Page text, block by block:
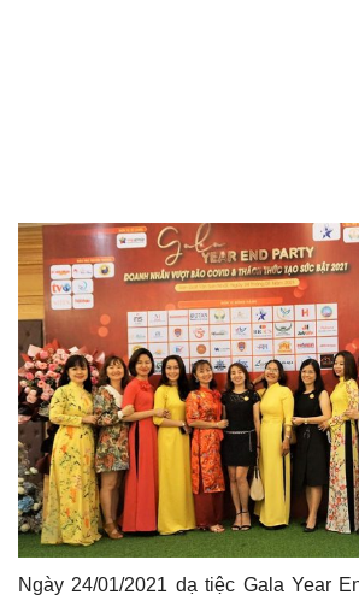
Ngày 24/01/2021 dạ tiệc Gala Year